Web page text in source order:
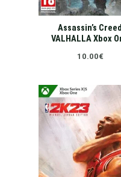
Assassin’s Creed
VALHALLA Xbox
10.00€